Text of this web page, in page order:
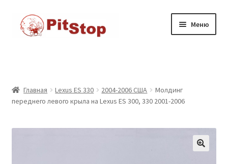
содержимому
Перейти
Перейти
Меню
Каталог товаров
Главная Lexus ES 330 2004-2006 США
Молдинг
переднего левого крыла на Lexus ES 300, 330 2001-2006